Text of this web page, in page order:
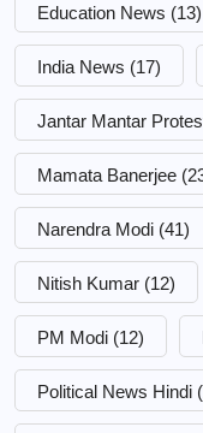
Education News (13)
India News (17)
Jantar Mantar
Mamata Banerjee
Narendra Modi (41)
Nitish Kumar (12)
PM Modi (12)
Political News Hindi